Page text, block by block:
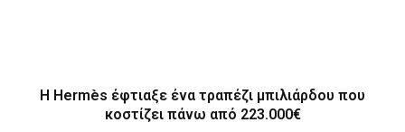
Η Hermès έφτιαξε ένα τραπέζι μπιλιάρδου που
κοστίζει πάνω από 223.000€